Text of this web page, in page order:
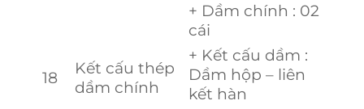
18
Kết cấu thép
dầm chính
+ Dầm chính : 02
cái
+ Kết cấu dầm :
Dầm hộp – liên
kết hàn